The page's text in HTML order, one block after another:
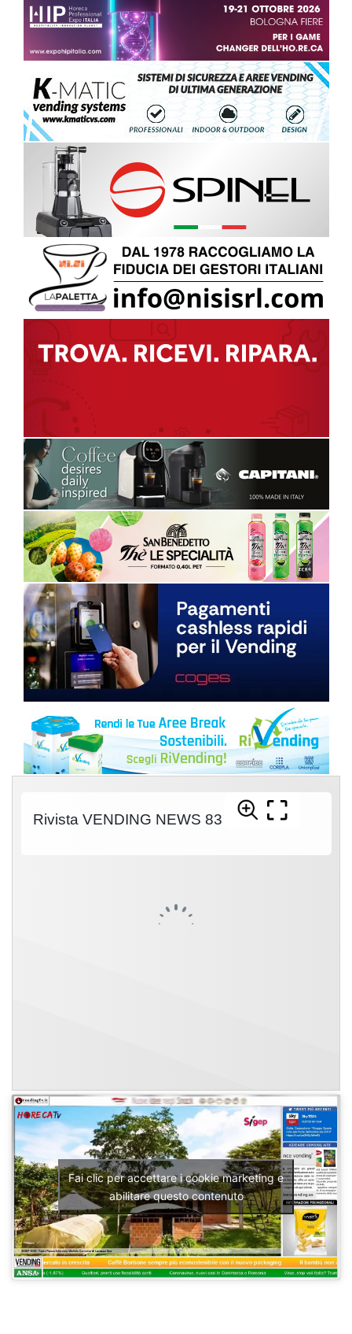
Fai clic per accettare i cookie marketing e
abilitare questo contenuto